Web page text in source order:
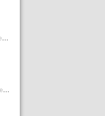
Новая «Игра в кальмара» про США отменена | Plugged In Ru
Зак Снайдер может вернуться к DC — режиссер общался с Warner Bros. (фото) | Plugged In Ru